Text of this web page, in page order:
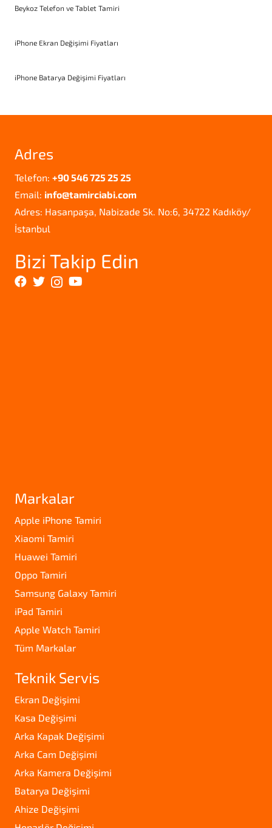
Beykoz Telefon ve Tablet Tamiri
iPhone Ekran Değişimi Fiyatları
iPhone Batarya Değişimi Fiyatları
Adres
Telefon: +90 546 725 25 25
Email: info@tamirciabi.com
Adres: Hasanpaşa, Nabizade Sk. No:6, 34722 Kadıköy/
İstanbul
Bizi Takip Edin
Markalar
Apple iPhone Tamiri
Xiaomi Tamiri
Huawei Tamiri
Oppo Tamiri
Samsung Galaxy Tamiri
iPad Tamiri
Apple Watch Tamiri
Tüm Markalar
Teknik Servis
Ekran Değişimi
Kasa Değişimi
Arka Kapak Değişimi
Arka Cam Değişimi
Arka Kamera Değişimi
Batarya Değişimi
Ahize Değişimi